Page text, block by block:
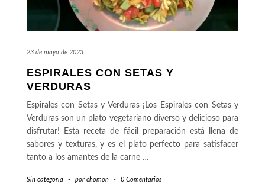
23 de mayo de 2023
ESPIRALES CON SETAS Y
VERDURAS
Espirales con Setas y Verduras ¡Los Espirales con Setas y
Verduras son un plato vegetariano diverso y delicioso para
disfrutar! Esta receta de fácil preparación está llena de
sabores y texturas, y es el plato perfecto para satisfacer
tanto a los amantes de la carne …
Sin categoría - por chomon - 0 Comentarios